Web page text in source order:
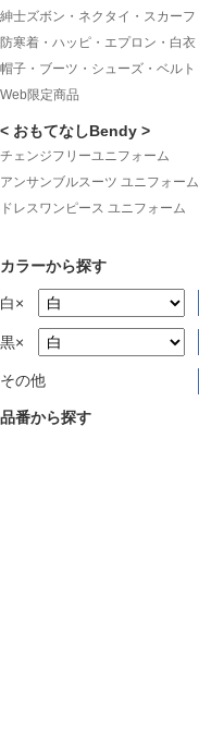
紳士ズボン・ネクタイ・スカーフ
防寒着・ハッピ・エプロン・白衣
帽子・ブーツ・シューズ・ベルト
Web限定商品
< おもてなしBendy >
チェンジフリーユニフォーム
アンサンブルスーツ ユニフォーム
ドレスワンピース ユニフォーム
カラーから探す
白×
黒×
その他
品番から探す